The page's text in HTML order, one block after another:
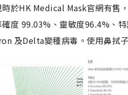
時於HK Medical Mask官網有售
度 99.03%、靈敏度96.4%、
及Delta變種病毒。使用鼻拭